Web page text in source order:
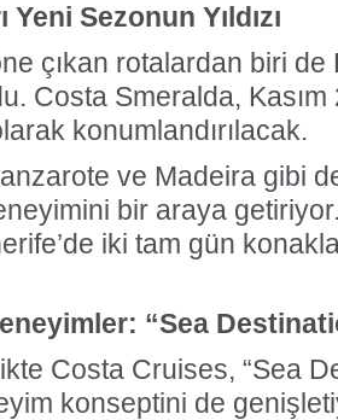
Sezonun Yıldızı
çıkan rotalardan biri de
Costa Smeralda,
konumlandırılacak.
ve Madeira gibi
bir araya
iki tam gün
“Sea
Costa Cruises, “Sea
konseptini de